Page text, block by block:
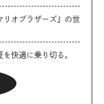
リオブラザーズ』の世
快適に乗り切る。